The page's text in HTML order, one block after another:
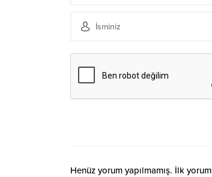
Henüz yorum yapılmamış. İlk